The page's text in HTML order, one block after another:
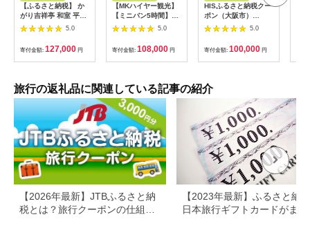
【ふるさと納税】 か
がり吉祥亭 和室 平日
限定 ペア宿泊券 1泊2
食付 2名 ペア 食事付
温泉 宿泊券 旅行 トラ
ベル 宿泊 宿泊施設 宿
レジャー F6P-0991
5.0
寄付金額: 127,000 円
【MKハイヤー観光】
【ミニバン5時間】ド
ライバーとめぐるとっ
ておきの京都観光（3
／21-6／20・10／1-
11／30）
5.0
寄付金額: 108,000 円
HISふるさと納税クー
ポン（大阪市）
30,000円分_OS039-
5.0
寄付金額: 100,000 円
旅行の返礼品に関連している記事の紹介
【2026年最新】JTBふるさと納
税とは？旅行クーポンの仕組
【2023年最新】ふるさと納
日本旅行ギフトカードがまだ